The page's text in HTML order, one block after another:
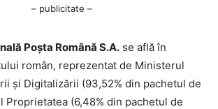
– publicitate –
Poşta Română S.A. se află în
român, reprezentat de Ministerul
şi Digitalizării (93,52% din pachetul de
Proprietatea (6,48% din pachetul de